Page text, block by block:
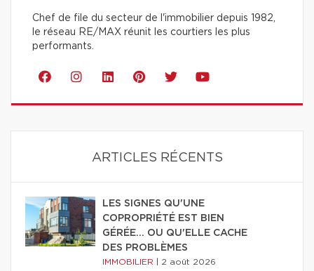
Chef de file du secteur de l'immobilier depuis 1982,
le réseau RE/MAX réunit les courtiers les plus
performants.
ARTICLES RÉCENTS
LES SIGNES QU'UNE
COPROPRIÉTÉ EST BIEN
GÉRÉE… OU QU'ELLE CACHE
DES PROBLÈMES
IMMOBILIER 2 août 2026